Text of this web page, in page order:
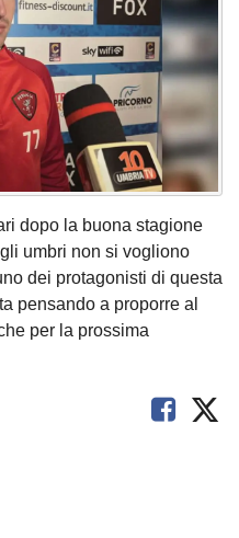
dopo la buona stagione
umbri non si vogliono
dei protagonisti di questa
pensando a proporre al
per la prossima